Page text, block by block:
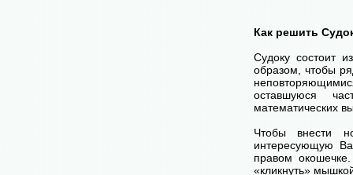
Как решить
Судоку состоит
образом, чтобы
оставшуюся
математических
Чтобы внести
интересующую
правом
«кликнуть»